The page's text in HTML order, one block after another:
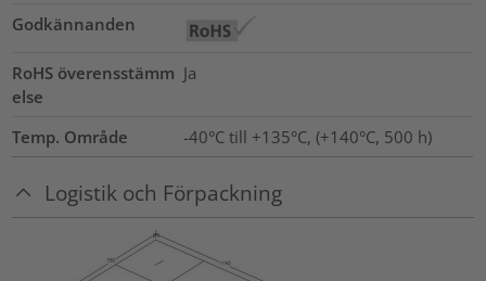
Godkännanden
RoHS överensstämm
else
Ja
Temp. Område -40°C till +135°C, (+140°C, 500 h)
Logistik och Förpackning